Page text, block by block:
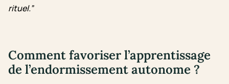
rituel.”
Comment favoriser l’apprentissage
de l’endormissement autonome ?